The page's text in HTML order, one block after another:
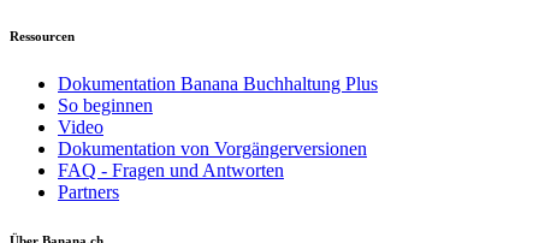
Ressourcen
Dokumentation Banana Buchhaltung Plus
So beginnen
Video
Dokumentation von Vorgängerversionen
FAQ - Fragen und Antworten
Partners